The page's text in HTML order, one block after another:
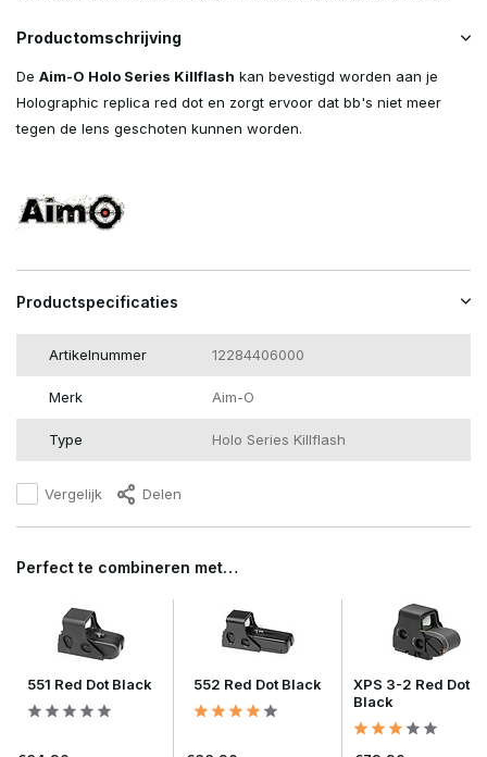
Productomschrijving
De Aim-O Holo Series Killflash kan bevestigd worden aan je
Holographic replica red dot en zorgt ervoor dat bb's niet meer
tegen de lens geschoten kunnen worden.
Productspecificaties
Artikelnummer 12284406000
Merk Aim-O
Type Holo Series Killflash
Vergelijk Delen
Perfect te combineren met…
551 Red Dot Black 552 Red Dot Black
XPS 3-2 Red Dot
Black